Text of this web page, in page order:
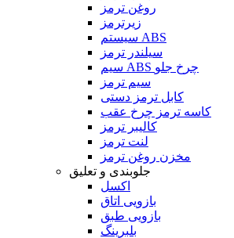
روغن ترمز
زیرترمز
سیستم ABS
سیلندر ترمز
سیم ABS چرخ جلو
سیم ترمز
کابل ترمز دستی
کاسه ترمز چرخ عقب
کالیبر ترمز
لنت ترمز
مخزن روغن ترمز
جلوبندی و تعلیق
اکسل
بازویی اتاق
بازویی طبق
بلبرینگ